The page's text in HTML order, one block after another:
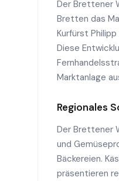
Der Brettener
Bretten das
Kurfürst
Diese
Marktanlage
Regionales
Der Brettener
und
Bäckereien.
präsentieren